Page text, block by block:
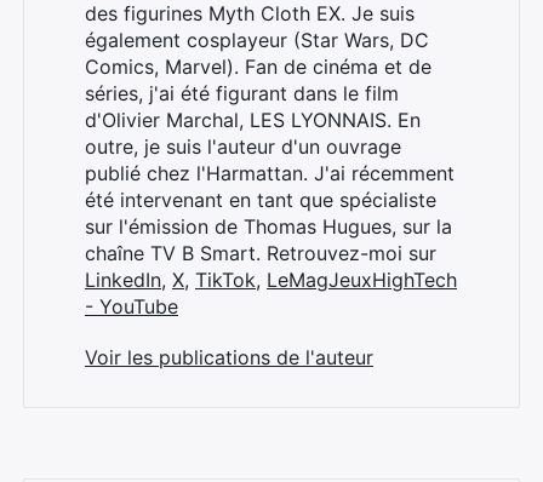
des figurines Myth Cloth EX. Je suis
également cosplayeur (Star Wars, DC
Comics, Marvel). Fan de cinéma et de
séries, j'ai été figurant dans le film
d'Olivier Marchal, LES LYONNAIS. En
outre, je suis l'auteur d'un ouvrage
publié chez l'Harmattan. J'ai récemment
été intervenant en tant que spécialiste
sur l'émission de Thomas Hugues, sur la
chaîne TV B Smart. Retrouvez-moi sur
LinkedIn, X, TikTok, LeMagJeuxHighTech
- YouTube
Voir les publications de l'auteur